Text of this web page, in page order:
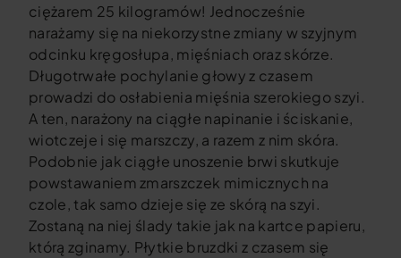
ciężarem 25 kilogramów! Jednocześnie
narażamy się na niekorzystne zmiany w szyjnym
odcinku kręgosłupa, mięśniach oraz skórze.
Długotrwałe pochylanie głowy z czasem
prowadzi do osłabienia mięśnia szerokiego szyi.
A ten, narażony na ciągłe napinanie i ściskanie,
wiotczeje i się marszczy, a razem z nim skóra.
Podobnie jak ciągłe unoszenie brwi skutkuje
powstawaniem zmarszczek mimicznych na
czole, tak samo dzieje się ze skórą na szyi.
Zostaną na niej ślady takie jak na kartce papieru,
którą zginamy. Płytkie bruzdki z czasem się